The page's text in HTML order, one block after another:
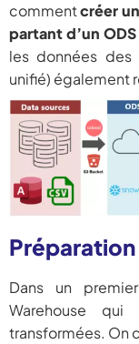
commentcréer
partant d’un ODS
les données
unifié) également
Préparation
Dans un
Warehouse
transformées. On